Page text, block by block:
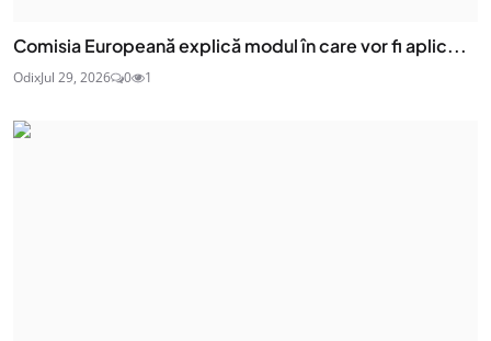
Comisia Europeană explică modul în care vor fi aplic...
OdixJul 29, 2026 0 1